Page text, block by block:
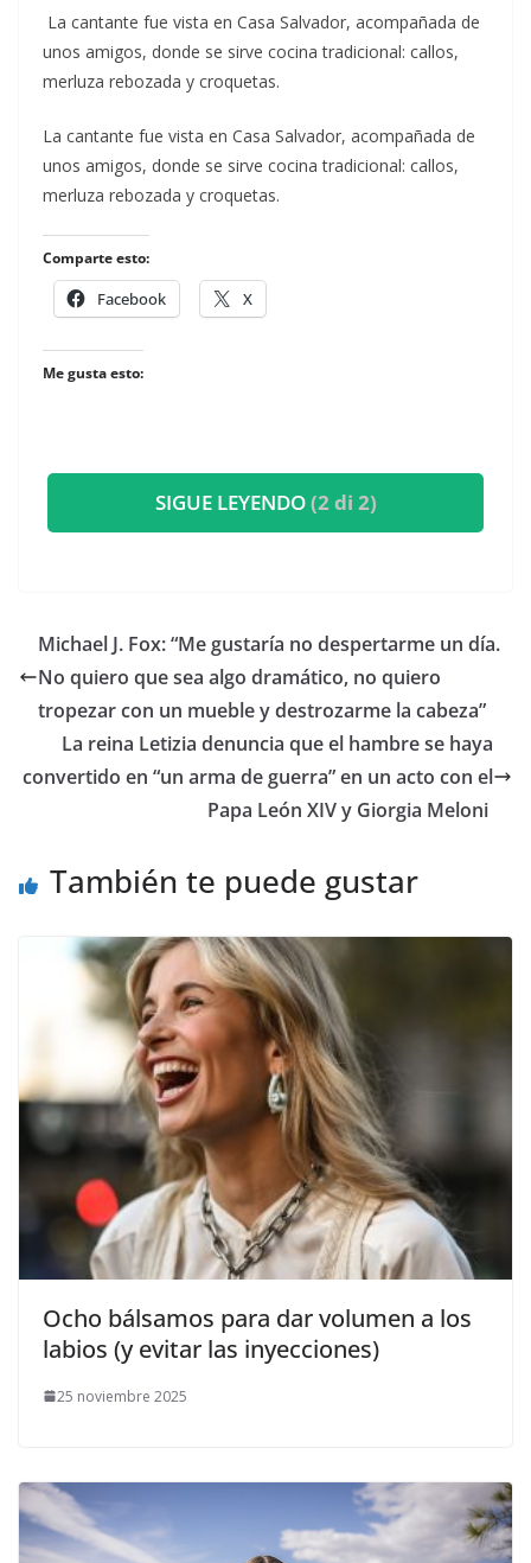
La cantante fue vista en Casa Salvador, acompañada de
unos amigos, donde se sirve cocina tradicional: callos,
merluza rebozada y croquetas.
​La cantante fue vista en Casa Salvador, acompañada de
unos amigos, donde se sirve cocina tradicional: callos,
merluza rebozada y croquetas.
Comparte esto:
Facebook X
Me gusta esto:
SIGUE LEYENDO(2 di 2)
​Michael J. Fox: “Me gustaría no despertarme un día.
No quiero que sea algo dramático, no quiero
tropezar con un mueble y destrozarme la cabeza”
​La reina Letizia denuncia que el hambre se haya
convertido en “un arma de guerra” en un acto con el
Papa León XIV y Giorgia Meloni
También te puede gustar
​Ocho bálsamos para dar volumen a los
labios (y evitar las inyecciones)
25 noviembre 2025